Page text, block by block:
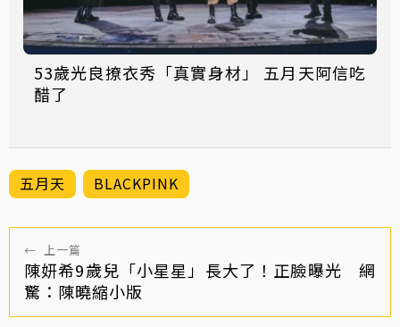
53歲光良撩衣秀「真實身材」 五月天阿信吃
醋了
五月天 BLACKPINK
← 上一篇
陳妍希9歲兒「小星星」長大了！正臉曝光 網
驚：陳曉縮小版